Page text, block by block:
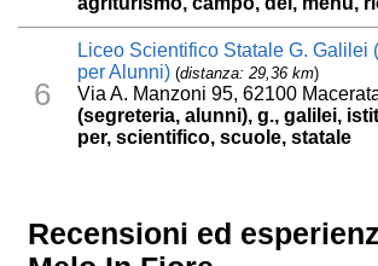
6
Liceo Scientifico Statale G. Galilei
per Alunni) (distanza: 29,36 km)
Via A. Manzoni 95, 62100
(segreteria, alunni), g., galilei,
per, scientifico, scuole, statale
Recensioni ed